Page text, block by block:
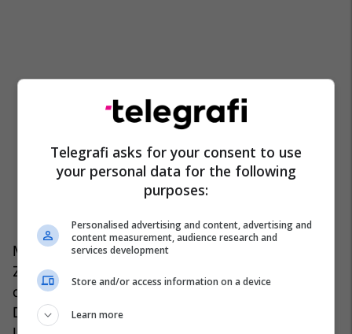
Mes viteve 1448 dhe 1449, galera ku gjendej
Zorzi lundroi përgjatë bregut lindor të Adriatikut,
duke ndaluar në portet Zarë, Traù, Budvë,
Dubrovnik, Kotor, Lezhë, Korfuz, Patras dhe
Telegrafi asks for your consent to use
your personal data for the following
purposes:
Personalised advertising and content, advertising and
content measurement, audience research and
services development
Store and/or access information on a device
Learn more